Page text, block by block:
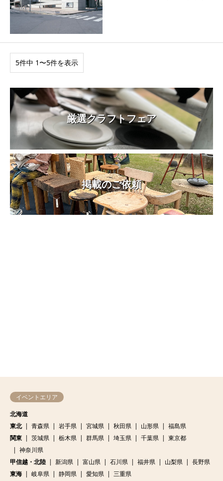
5件中 1〜5件を表示
厳選クラフトフェア
掲載のご依頼
イベントエリア
北海道
東北
青森県 岩手県 宮城県 秋田県 山形県
福島県
関東
茨城県 栃木県 群馬県 埼玉県 千葉県
東京都
神奈川県
甲信越・北陸
新潟県 富山県 石川県 福井県 山梨県
長野県
東海
岐阜県 静岡県 愛知県
三重県